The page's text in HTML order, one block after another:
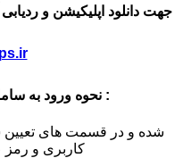
جهت دانلود اپلیکیشن و
نحوه ورود به سامانه و مشاهده موقعیت :
کاربری و رمز